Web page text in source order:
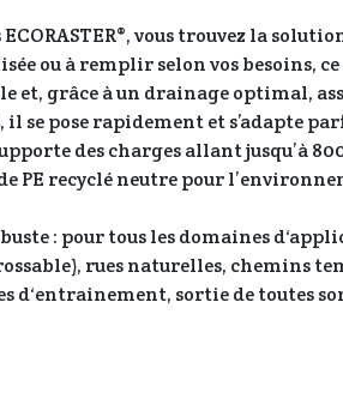
ECORASTER®, vous trouvez la
ou à remplir selon vos
et, grâce à un drainage optimal,
il se pose rapidement et s’adapte
des charges allant jusqu’à
PE recyclé neutre pour
: pour tous les domaines
rues naturelles, chemins
d‘entrainement, sortie de toutes